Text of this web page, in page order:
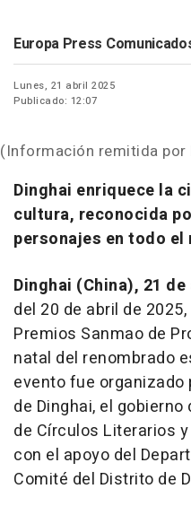
Europa Press
Lunes, 21 abril 2025
Publicado: 12:07
(Información remitida
Dinghai enriquece la
cultura, reconocida
personajes en todo el
Dinghai (China), 21
del 20 de abril de
Premios Sanmao de
natal del renombrado
evento fue
de Dinghai, el
de Círculos Literarios
con el apoyo del
Comité del Distrito de